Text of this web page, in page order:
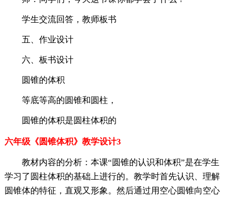
学生交流回答，教师板书
五、作业设计
六、板书设计
圆锥的体积
等底等高的圆锥和圆柱，
圆锥的体积是圆柱体积的
六年级《圆锥体积》教学设计3
教材内容的分析：本课“圆锥的认识和体积”是在学生
学习了圆柱体积的基础上进行的。教学时首先认识、理解
圆锥体的特征，直观又形象。然后通过用空心圆锥向空心